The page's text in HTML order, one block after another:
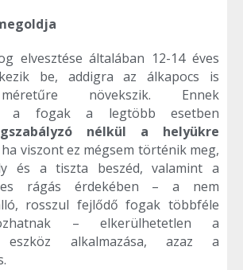
elvesztése általában 12-14 éves
be, addigra az álkapocs is
növekszik. Ennek
a fogak a legtöbb esetben
nélkül a helyükre
ha viszont ez mégsem történik meg,
és a tiszta beszéd, valamint a
rágás érdekében – a nem
rosszul fejlődő fogak többféle
– elkerülhetetlen a
eszköz alkalmazása, azaz a